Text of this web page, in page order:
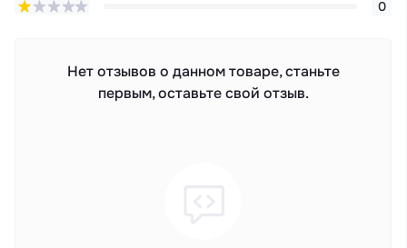
0
Нет отзывов о данном товаре, станьте
первым, оставьте свой отзыв.